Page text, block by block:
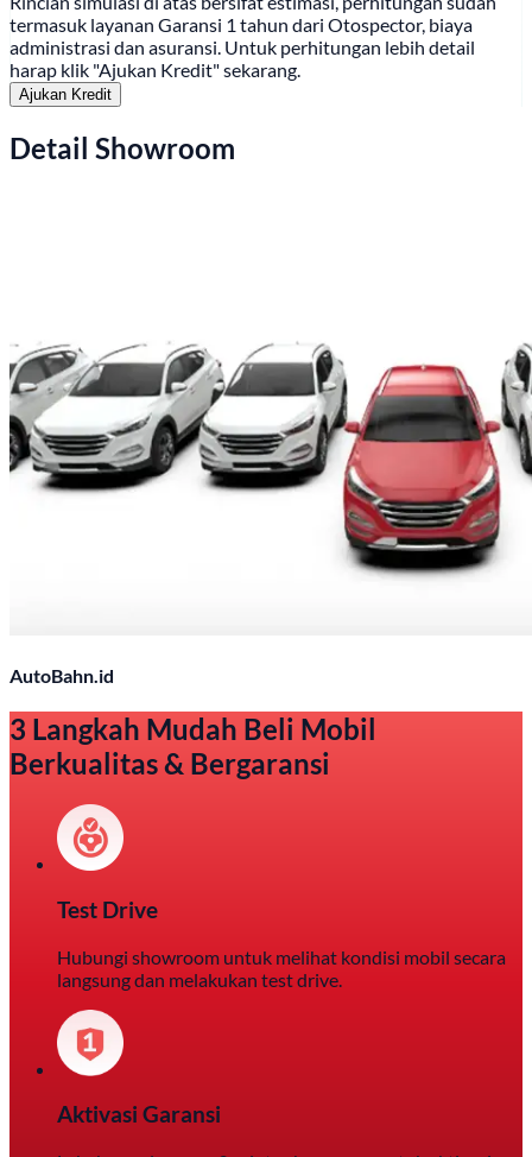
termasuk layanan Garansi 1 tahun dari Otospector, biaya
administrasi dan asuransi. Untuk perhitungan lebih detail
harap klik "Ajukan Kredit" sekarang.
Ajukan Kredit
Detail Showroom
AutoBahn.id
3 Langkah Mudah Beli Mobil
Berkualitas & Bergaransi
Test Drive
Hubungi showroom untuk melihat kondisi mobil secara
langsung dan melakukan test drive.
Aktivasi Garansi